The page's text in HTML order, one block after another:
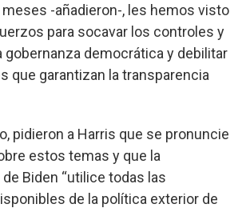
meses -añadieron-, les hemos visto
para socavar los controles y
gobernanza democrática y debilitar
que garantizan la transparencia
pidieron a Harris que se pronuncie
estos temas y que la
Biden “utilice todas las
de la política exterior de